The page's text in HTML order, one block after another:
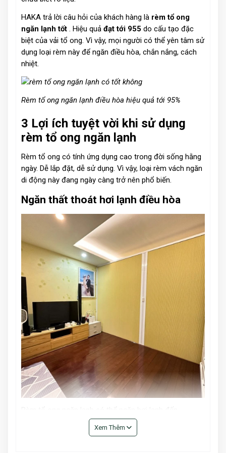
HAKA trả lời câu hỏi của khách hàng là rèm tổ ong
ngăn lạnh tốt . Hiệu quả đạt tới 955 do cấu tạo đặc
biệt của vải tổ ong. Vì vậy, mọi người có thể yên tâm sử
dụng loại rèm này để ngăn điều hòa, chắn nắng, cách
nhiệt.
Rèm tổ ong ngăn lạnh điều hòa hiệu quả tới 95%
3 Lợi ích tuyệt vời khi sử dụng
rèm tổ ong ngăn lạnh
Rèm tổ ong có tính ứng dụng cao trong đời sống hằng
ngày. Dễ lắp đặt, dễ sử dụng. Vì vậy, loại rèm vách ngăn
di động này đang ngày càng trở nên phổ biến.
Ngăn thất thoát hơi lạnh điều hòa
Từ đó, giúp giảm thiểu đáng kể điện năng tiêu thụ.
Giúp không gian đạt và duy trì được mức nhiệt mong
Xem Thêm